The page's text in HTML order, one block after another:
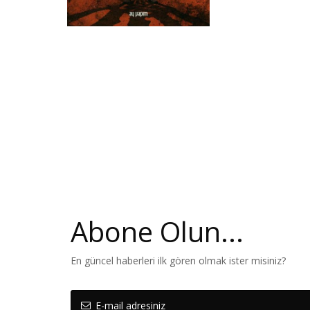
Abone Olun...
En güncel haberleri ilk gören olmak ister misiniz?